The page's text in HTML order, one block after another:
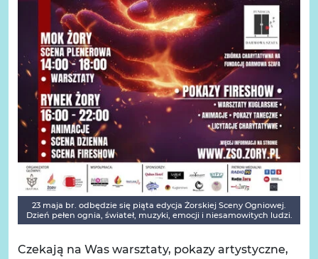
23 maja br. odbędzie się piąta edycja Żorskiej Sceny Ogniowej.
Dzień pełen ognia, świateł, muzyki, emocji i niesamowitych ludzi.
Czekają na Was warsztaty, pokazy artystyczne,